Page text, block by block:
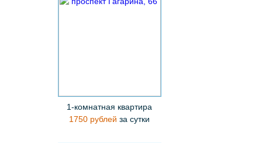
1-комнатная квартира
1750 рублей за сутки